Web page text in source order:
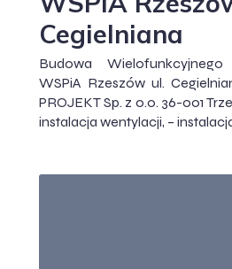
Cegielniana
Budowa
WSPiA Rzeszów ul.
PROJEKT Sp. z o.o. 36-001
instalacja wentylacji, –